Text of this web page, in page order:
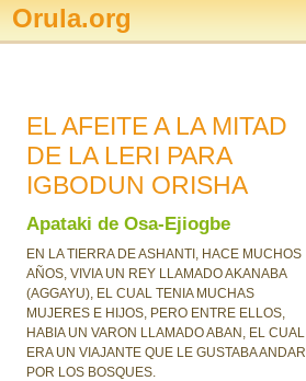
Orula.org
EL AFEITE A LA MITAD
DE LA LERI PARA
IGBODUN ORISHA
Apataki de Osa-Ejiogbe
EN LA TIERRA DE ASHANTI, HACE MUCHOS
AÑOS, VIVIA UN REY LLAMADO AKANABA
(AGGAYU), EL CUAL TENIA MUCHAS
MUJERES E HIJOS, PERO ENTRE ELLOS,
HABIA UN VARON LLAMADO ABAN, EL CUAL
ERA UN VIAJANTE QUE LE GUSTABA ANDAR
POR LOS BOSQUES.